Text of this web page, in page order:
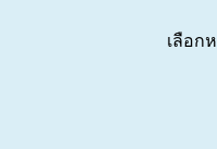
เลือก